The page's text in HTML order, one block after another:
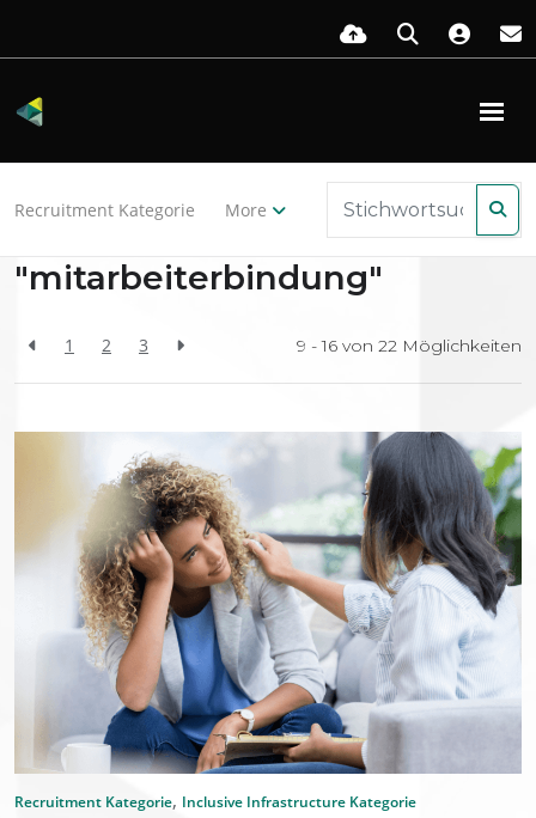
Recruitment Kategorie More
"mitarbeiterbindung"
1 2 3 9 - 16 von 22 Möglichkeiten
Recruitment Kategorie, Inclusive Infrastructure Kategorie